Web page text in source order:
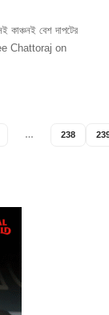
কাঞ্চনই বেশ দাপটের
Chattoraj on
… 238